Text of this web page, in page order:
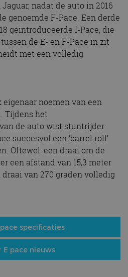
nadat de auto in 2016
genoemde F-Pace. Een derde
geïntroduceerde I-Pace, die
de E- en F-Pace in zit
met een volledig
eigenaar noemen van een
Tijdens het
de auto wist stuntrijder
succesvol een ‘barrel roll’
Oftewel: een draai om de
een afstand van 15,3 meter
van 270 graden volledig
specificaties
E pace nieuws